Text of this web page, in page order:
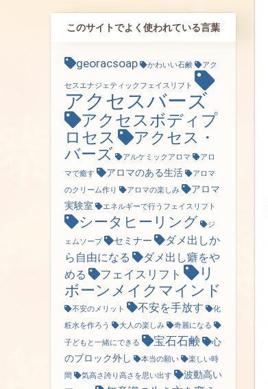
このサイトでよく使われている言葉
georacsoap かわいい石鹸 アク
セスエナジェティックフェイスリフト
アクセスバーズ
アクセスボディプ
ロセス
アクセス・
バーズ
アルケミックアロマ
アロ
マで癒す
アロマのある生活
アロマ
のクリーム作り
アロマの楽しみ
アロマ
実験室
エネルギーで行うフェイスリフト
シータヒーリング
ジ
ェムソープ
セミナー
ダメ出しか
ら自由になる
ダメ出し癖をや
める
フェイスリフト
リ
ボーンメイクマインド
不安のメリット 不安を手放す
化
粧水を作ろう
大人の楽しみ
奇麗になる
子どもと一緒にできる
宝石石鹸
心
のブロック外し
本当の願い
楽しい時
間
気高さ誇り高さを思い出す
波動高い